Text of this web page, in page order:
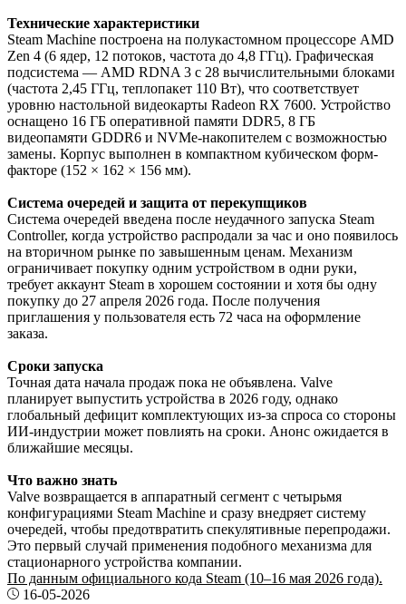
Технические характеристики
Steam Machine построена на полукастомном процессоре AMD
Zen 4 (6 ядер, 12 потоков, частота до 4,8 ГГц). Графическая
подсистема — AMD RDNA 3 с 28 вычислительными блоками
(частота 2,45 ГГц, теплопакет 110 Вт), что соответствует
уровню настольной видеокарты Radeon RX 7600. Устройство
оснащено 16 ГБ оперативной памяти DDR5, 8 ГБ
видеопамяти GDDR6 и NVMe-накопителем с возможностью
замены. Корпус выполнен в компактном кубическом форм-
факторе (152 × 162 × 156 мм).
Система очередей и защита от перекупщиков
Система очередей введена после неудачного запуска Steam
Controller, когда устройство распродали за час и оно появилось
на вторичном рынке по завышенным ценам. Механизм
ограничивает покупку одним устройством в одни руки,
требует аккаунт Steam в хорошем состоянии и хотя бы одну
покупку до 27 апреля 2026 года. После получения
приглашения у пользователя есть 72 часа на оформление
заказа.
Сроки запуска
Точная дата начала продаж пока не объявлена. Valve
планирует выпустить устройства в 2026 году, однако
глобальный дефицит комплектующих из-за спроса со стороны
ИИ-индустрии может повлиять на сроки. Анонс ожидается в
ближайшие месяцы.
Что важно знать
Valve возвращается в аппаратный сегмент с четырьмя
конфигурациями Steam Machine и сразу внедряет систему
очередей, чтобы предотвратить спекулятивные перепродажи.
Это первый случай применения подобного механизма для
стационарного устройства компании.
По данным официального кода Steam (10–16 мая 2026 года).
16-05-2026